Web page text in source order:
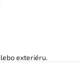
exteriéru.